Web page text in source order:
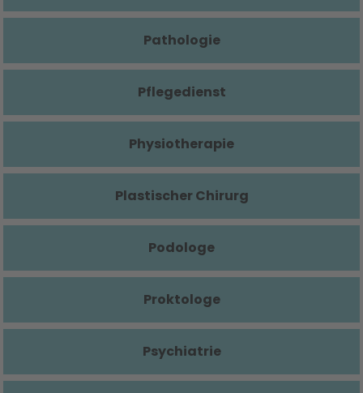
Pathologie
Pflegedienst
Physiotherapie
Plastischer Chirurg
Podologe
Proktologe
Psychiatrie